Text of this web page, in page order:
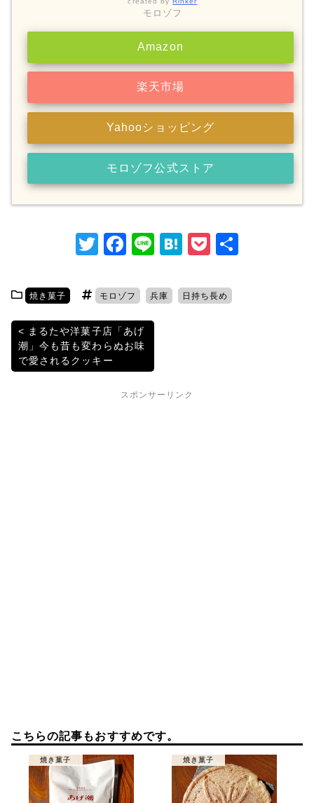
モロゾフ
Amazon
楽天市場
Yahooショッピング
モロゾフ公式ストア
T
itt
er
F
c
e
b
o
o
k
Li
e
H
e
n
P
c
k
焼き菓子 モロゾフ 兵庫 日持ち長め
投
稿
まるたや洋菓子店「あげ
潮」今も昔も変わらぬお味
で愛されるクッキー
スポンサーリンク
こちらの記事もおすすめです。
焼き菓子 焼き菓子